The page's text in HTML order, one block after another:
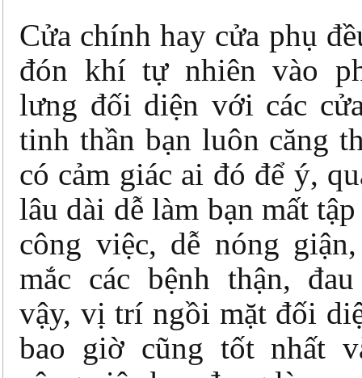
Cửa chính hay cửa phụ
đón khí tự nhiên vào
lưng đối diện với các
tinh thần bạn luôn căng
có cảm giác ai đó để ý,
lâu dài dễ làm bạn mất
công việc, dễ nóng
mắc các bệnh thận,
vậy, vị trí ngồi mặt đối
bao giờ cũng tốt nhất